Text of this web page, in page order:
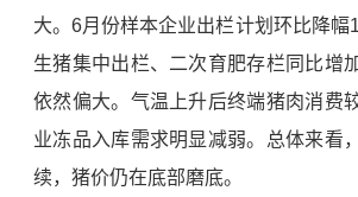
大。6月份样本企业出栏计划环比降幅
生猪集中出栏、二次育肥存栏同比增
依然偏大。气温上升后终端猪肉消费
业冻品入库需求明显减弱。总体来看
续，猪价仍在底部磨底。